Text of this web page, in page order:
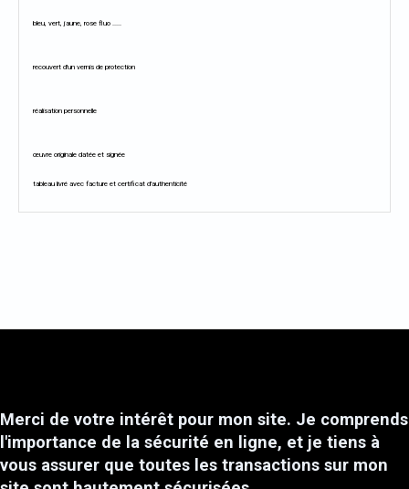
bleu, vert, jaune, rose fluo .....
recouvert d'un vernis de protection
réalisation personnelle
œuvre originale datée et signée
tableau livré avec facture et certificat d'authenticité
Merci de votre intérêt pour mon site. Je comprends
l'importance de la sécurité en ligne, et je tiens à
vous assurer que toutes les transactions sur mon